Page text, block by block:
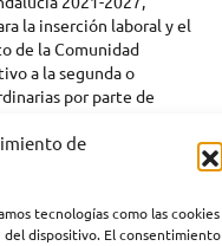
de
tecnologías como las cookies
dispositivo. El consentimiento
la inserción laboral y el
de la Comunidad
a la segunda o
por parte de